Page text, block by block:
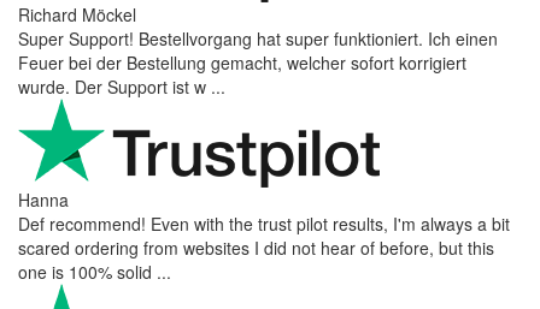
Richard Möckel
Super Support! Bestellvorgang hat super funktioniert. Ich einen
Feuer bei der Bestellung gemacht, welcher sofort korrigiert
wurde. Der Support ist w ...
Hanna
Def recommend! Even with the trust pilot results, I'm always a bit
scared ordering from websites I did not hear of before, but this
one is 100% solid ...